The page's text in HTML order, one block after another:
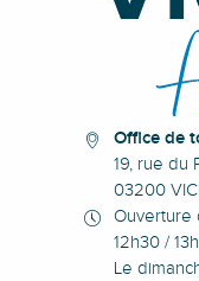
Office de
19, rue du
03200
Ouverture
12h30 /
Le